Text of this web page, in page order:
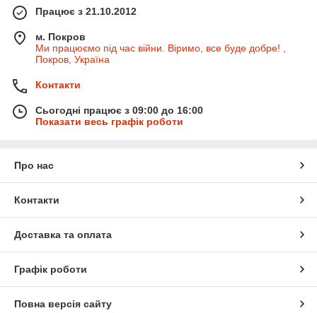
Працює з 21.10.2012
м. Покров
Ми працюємо під час війни. Віримо, все буде добре! ,
Покров, Україна
Контакти
Сьогодні працює з 09:00 до 16:00
Показати весь графік роботи
Про нас
Контакти
Доставка та оплата
Графік роботи
Повна версія сайту